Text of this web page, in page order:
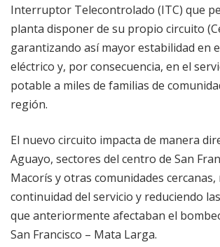
Interruptor Telecontrolado (ITC) que
planta disponer de su propio circuito
garantizando así mayor estabilidad en
eléctrico y, por consecuencia, en el
potable a miles de familias de
región.
El nuevo circuito impacta de manera
Aguayo, sectores del centro de San
Macorís y otras comunidades
continuidad del servicio y reduciendo
que anteriormente afectaban el
San Francisco – Mata Larga.